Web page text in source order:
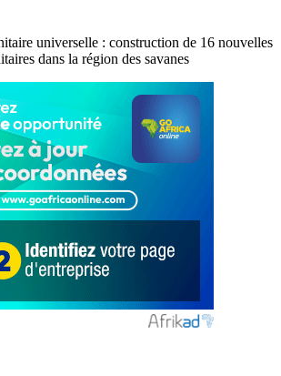
universelle : construction de 16 nouvelles
dans la région des savanes